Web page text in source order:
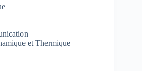
et Thermique